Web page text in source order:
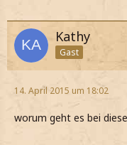
Kathy
Gast
14. April 2015 um 18:02
worum geht es bei